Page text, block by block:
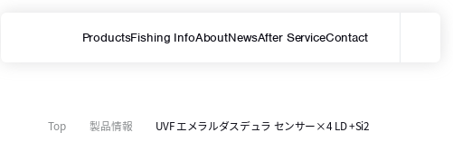
ProductsFishing InfoAboutNewsAfter ServiceContact
サイト内を検索する
Top 製品情報 UVF エメラルダスデュラ センサー×4 LD +Si2